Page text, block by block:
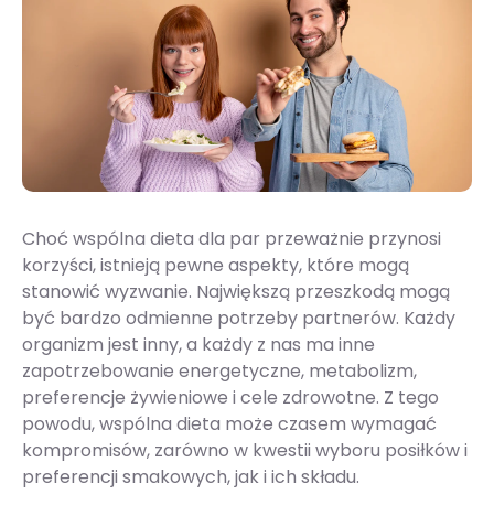
Choć wspólna dieta dla par przeważnie przynosi
korzyści, istnieją pewne aspekty, które mogą
stanowić wyzwanie. Największą przeszkodą mogą
być bardzo odmienne potrzeby partnerów. Każdy
organizm jest inny, a każdy z nas ma inne
zapotrzebowanie energetyczne, metabolizm,
preferencje żywieniowe i cele zdrowotne. Z tego
powodu, wspólna dieta może czasem wymagać
kompromisów, zarówno w kwestii wyboru posiłków i
preferencji smakowych, jak i ich składu.